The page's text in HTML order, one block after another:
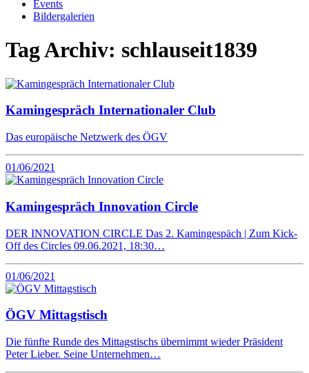
Events
Bildergalerien
Tag Archiv: schlauseit1839
Kamingespräch Internationaler Club
Das europäische Netzwerk des ÖGV
01/06/2021
Kamingespräch Innovation Circle
DER INNOVATION CIRCLE Das 2. Kamingespäch | Zum Kick-
Off des Circles 09.06.2021, 18:30…
01/06/2021
ÖGV Mittagstisch
Die fünfte Runde des Mittagstischs übernimmt wieder Präsident
Peter Lieber. Seine Unternehmen…